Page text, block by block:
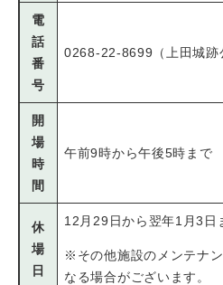
電
話
番
号
0268-22-8699（上田城跡
開
場
時
間
午前9時から午後5時まで
休
場
日
12月29日から翌年1月3日
※その他施設のメンテナ
なる場合がございます。